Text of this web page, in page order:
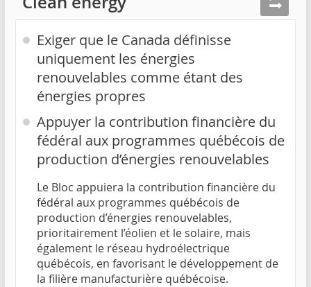
Exiger que le Canada définisse
uniquement les énergies
renouvelables comme étant des
énergies propres
Appuyer la contribution financière du
fédéral aux programmes québécois de
production d’énergies renouvelables
Le Bloc appuiera la contribution financière du
fédéral aux programmes québécois de
production d’énergies renouvelables,
prioritairement l’éolien et le solaire, mais
également le réseau hydroélectrique
québécois, en favorisant le développement de
la filière manufacturière québécoise.